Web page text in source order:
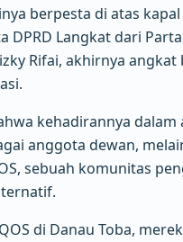
berpesta di atas kapal
DPRD Langkat dari
Rifai, akhirnya angkat
kehadirannya dalam
anggota dewan,
sebuah komunitas
di Danau Toba,